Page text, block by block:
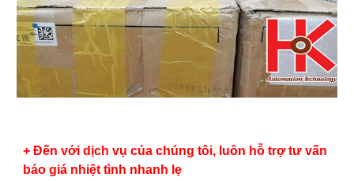
+ Đến với dịch vụ của chúng tôi, luôn hỗ trợ tư vấn
báo giá nhiệt tình nhanh lẹ